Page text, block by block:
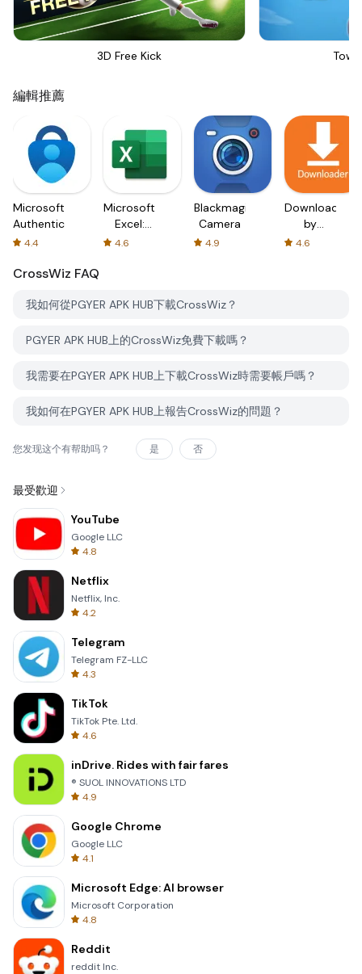
3D Free Kick
編輯推薦
Microsoft
Authenticator
4.4
Microsoft
Excel:
Spreadsheets
4.6
Blackmagic
Camera
4.9
Downloader
by
AFTVnews
4.6
CrossWiz FAQ
我如何從PGYER APK HUB下載CrossWiz？
PGYER APK HUB上的CrossWiz免費下載嗎？
我需要在PGYER APK HUB上下載CrossWiz時需要帳戶嗎？
我如何在PGYER APK HUB上報告CrossWiz的問題？
您发现这个有帮助吗？ 是 否
最受歡迎
YouTube
Google LLC
4.8
Netflix
Netflix, Inc.
4.2
Telegram
Telegram FZ-LLC
4.3
TikTok
TikTok Pte. Ltd.
4.6
inDrive. Rides with fair fares
® SUOL INNOVATIONS LTD
4.9
Google Chrome
Google LLC
4.1
Microsoft Edge: AI browser
Microsoft Corporation
4.8
Reddit
reddit Inc.